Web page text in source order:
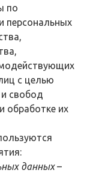
по
персональных
с целью
свобод
обработке их
данных–